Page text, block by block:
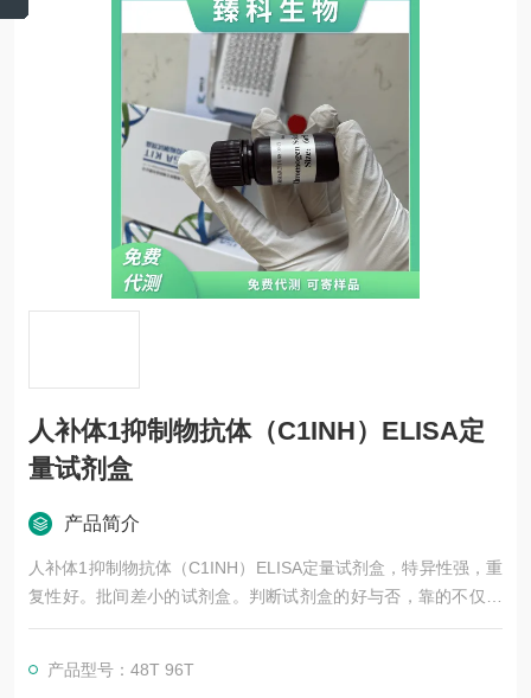
人补体1抑制物抗体（C1INH）ELISA定
量试剂盒
产品简介
人补体1抑制物抗体（C1INH）ELISA定量试剂盒，特异性强，重
复性好。批间差小的试剂盒。判断试剂盒的好与否，靠的不仅是
广告，更应该是靠过硬的技术，稳定的质量，良好的口碑，*的售
各大高校和研究所合作品牌。期待合作共赢。
产品型号：48T 96T